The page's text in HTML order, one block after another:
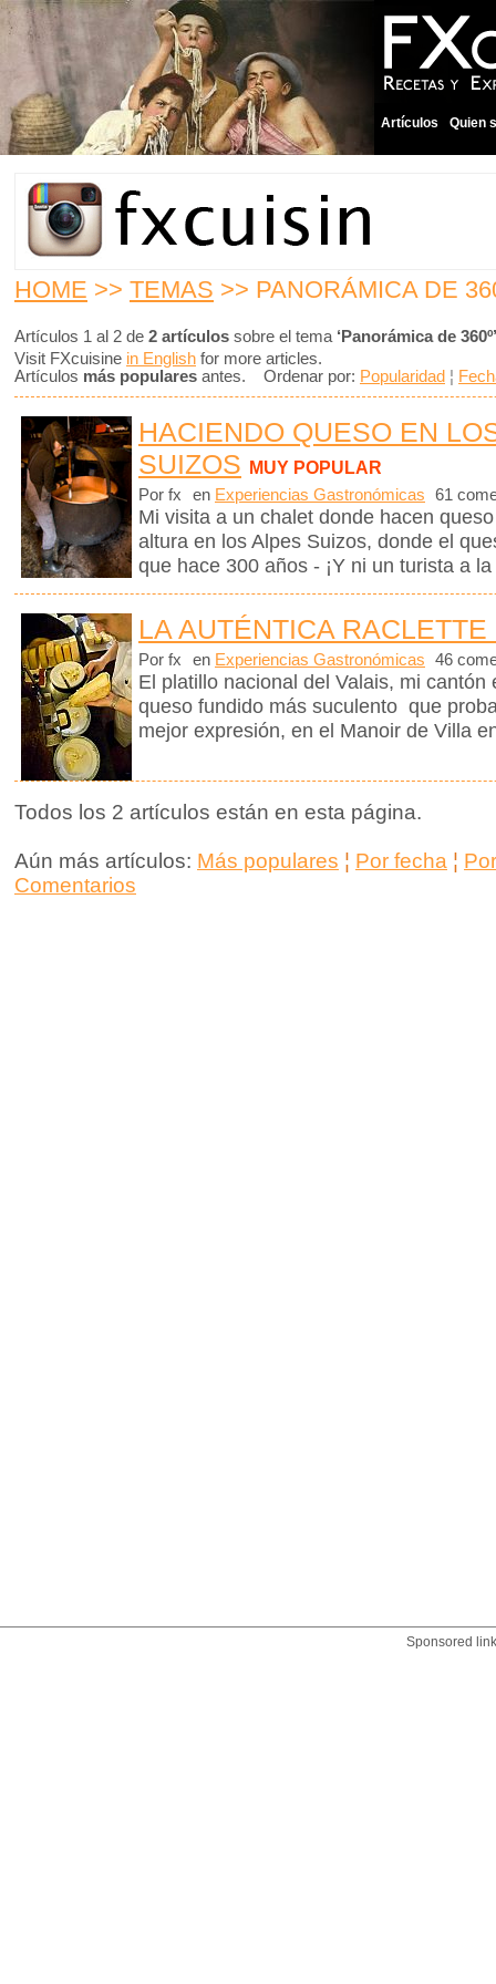
Artículos Quien
HOME >> TEMAS >> PANORÁMICA DE
Artículos 1 al 2 de 2 artículos sobre el tema ‘Panorámica de 360º’
Visit FXcuisine in English for more articles.
Artículos más populares antes. Ordenar por: Popularidad ¦
HACIENDO QUESO EN
SUIZOS MUY POPULAR
Por fx en Experiencias Gastronómicas 61
Mi visita a un chalet donde hacen
altura en los Alpes Suizos, donde el
que hace 300 años - ¡Y ni un turista a
LA AUTÉNTICA RACLETTE
Por fx en Experiencias Gastronómicas 46
El platillo nacional del Valais, mi
queso fundido más suculento que
mejor expresión, en el Manoir de Villa
Todos los 2 artículos están en esta página.
Aún más artículos: Más populares ¦ Por fecha ¦
Comentarios
Sponsored